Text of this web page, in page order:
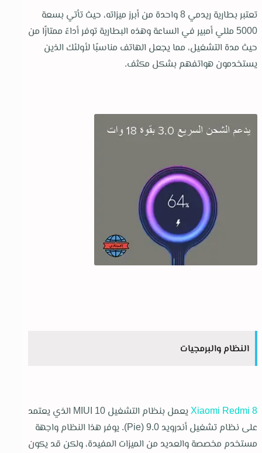
تعتبر بطارية ريدمي 8 واحدة من أبرز ميزاته، حيث تأتي بسعة
5000 مللي أمبير في الساعة وهذه البطارية توفر أداءً ممتازًا من
حيث مدة التشغيل، مما يجعل الهاتف مناسبًا لأولئك الذين
يستخدمون هواتفهم بشكل مكثف.
النظام والبرمجيات
Xiaomi Redmi 8
يعمل بنظام التشغيل MIUI 10 الذي يعتمد
على نظام تشغيل أندرويد 9.0 (Pie). يوفر هذا النظام واجهة
مستخدم مخصصة والعديد من الميزات المفيدة، ولكن قد يكون